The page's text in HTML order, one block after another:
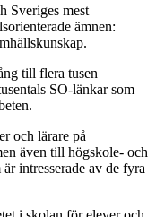
Sveriges mest
ämnen:
till flera tusen
SO-länkar som
och lärare på
även till högskole- och
intresserade av de fyra